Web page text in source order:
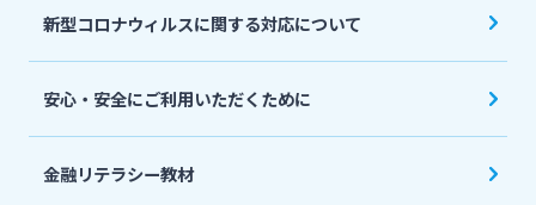
新型コロナウィルスに関する対応について
安心・安全にご利用いただくために
金融リテラシー教材